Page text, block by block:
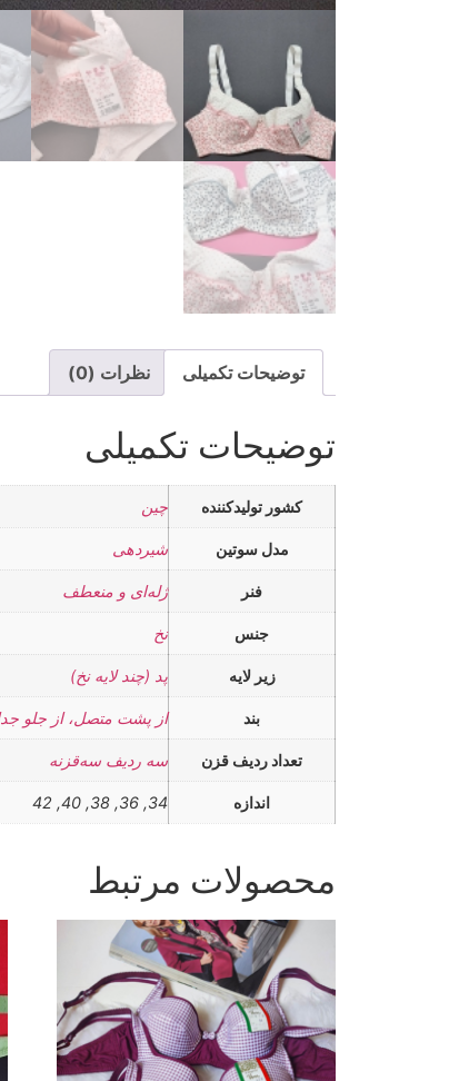
توضیحات تکمیلی نظرات (0)
توضیحات تکمیلی
کشور تولیدکننده چین
مدل سوتین شیردهی
فنر ژله‌ای و منعطف
جنس نخ
زیر لایه پد (چند لایه نخ)
بند از پشت متصل، از جلو
تعداد ردیف قزن سه ردیف سه‌قزنه
اندازه 34, 36, 38, 40, 42
محصولات مرتبط